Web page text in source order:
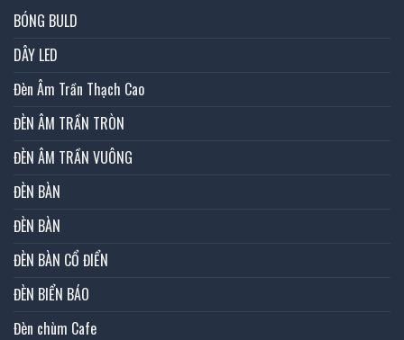
BÓNG BULD
DÂY LED
Đèn Âm Trần Thạch Cao
ĐÈN ÂM TRẦN TRÒN
ĐÈN ÂM TRẦN VUÔNG
ĐÈN BÀN
ĐÈN BÀN
ĐÈN BÀN CỔ ĐIỂN
ĐÈN BIỂN BÁO
Đèn chùm Cafe